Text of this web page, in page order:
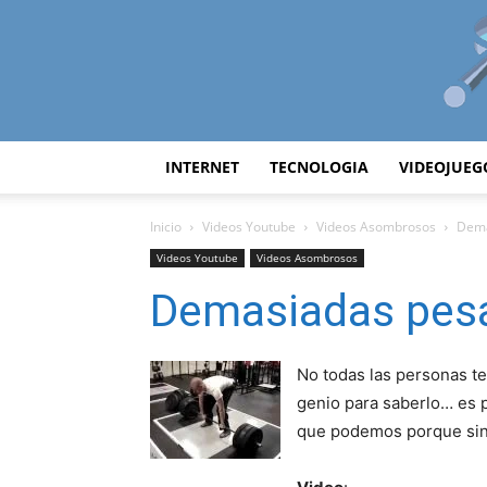
INTERNET TECNOLOGIA
Inicio Videos Youtube Videos Asombrosos
Videos Youtube Videos Asombrosos
Demasiadas
No todas las personas
genio para saberlo… es
que podemos porque